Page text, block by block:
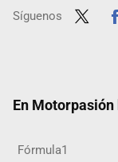
Síguenos
En
Fórmula1